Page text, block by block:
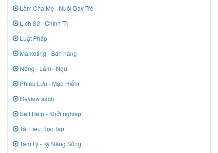
Làm Cha Mẹ - Nuôi Dạy Trẻ
Lịch Sử - Chính Trị
Luật Pháp
Marketing - Bán hàng
Nông - Lâm - Ngư
Phiêu Lưu - Mạo Hiểm
Review sách
Self Help - Khởi nghiệp
Tài Liệu Học Tập
Tâm Lý - Kỹ Năng Sống